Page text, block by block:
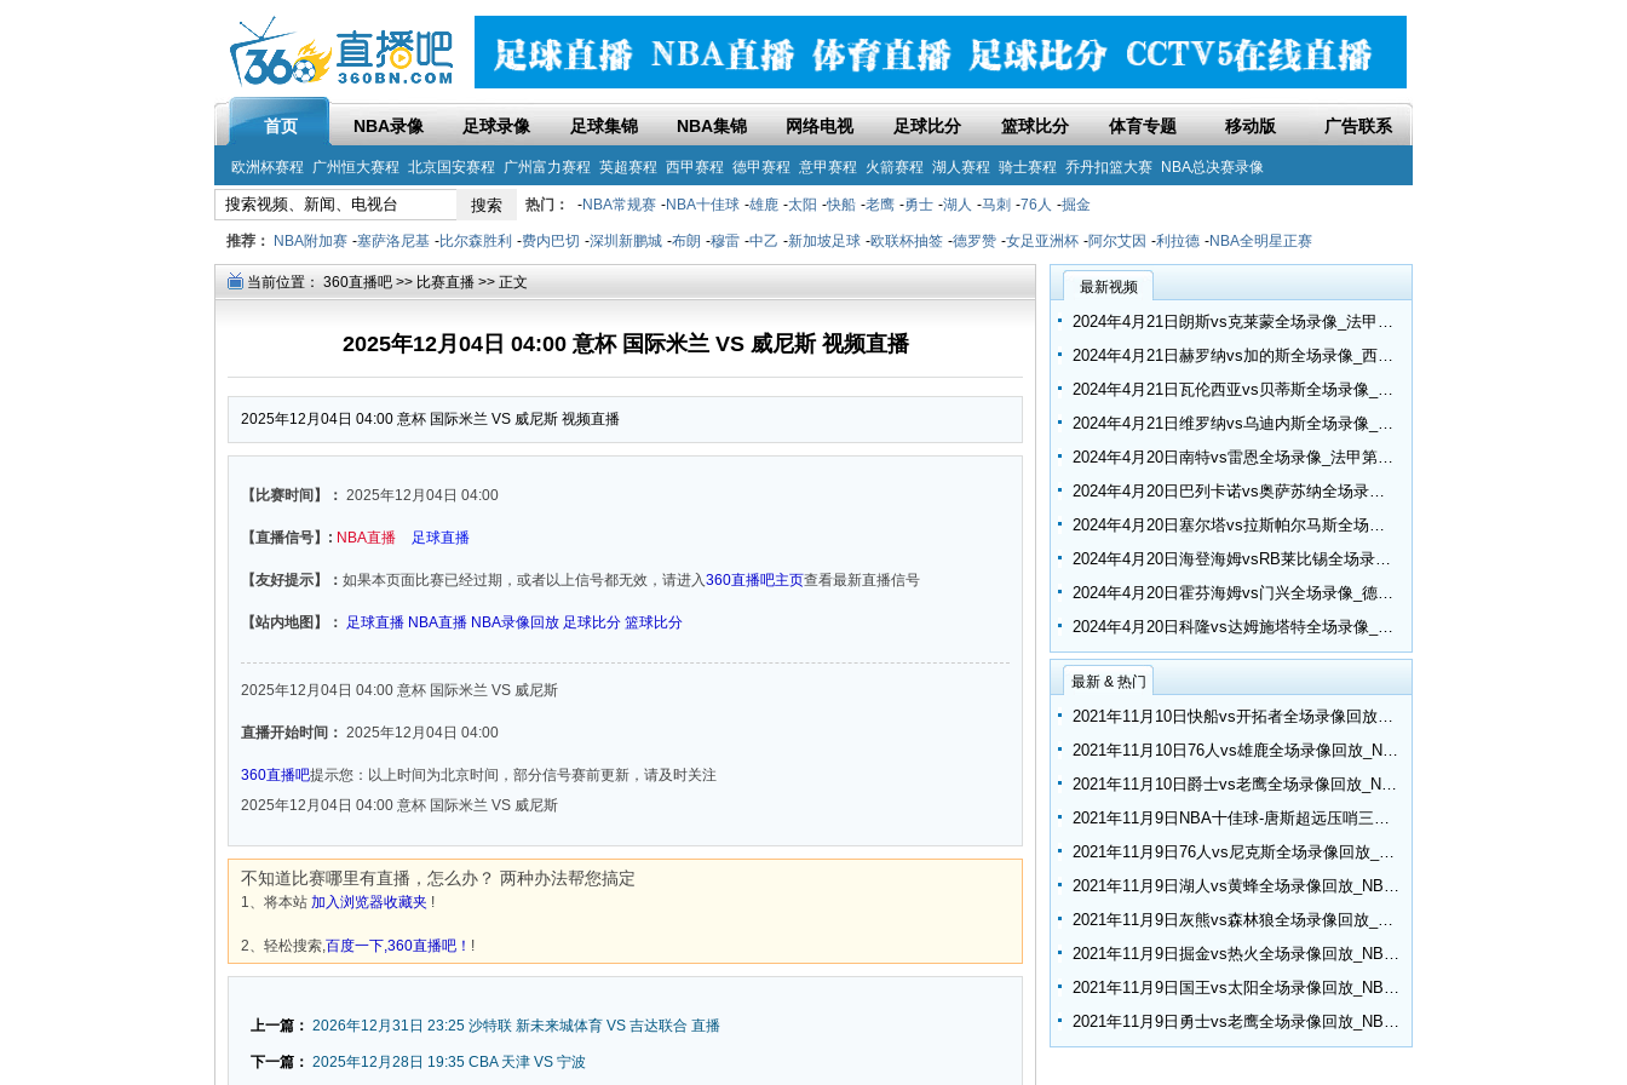
首页 NBA录像 足球录像 足球集锦 NBA集锦 网络电视 足球比分 篮球比分 体育专题 移动版 广告联系
欧洲杯赛程 广州恒大赛程 北京国安赛程 广州富力赛程 英超赛程 西甲赛程 德甲赛程 意甲赛程 火箭赛程 湖人赛程 骑士赛程 乔丹扣篮大赛 NBA总决赛录像
热门： -NBA常规赛 -NBA十佳球 -雄鹿 -太阳 -快船 -老鹰 -勇士 -湖人 -马刺 -76人 -掘金
推荐： NBA附加赛 -塞萨洛尼基 -比尔森胜利 -费内巴切 -深圳新鹏城 -布朗 -穆雷 -中乙 -新加坡足球 -欧联杯抽签 -德罗赞 -女足亚洲杯 -阿尔艾因 -利拉德 -NBA全明星正赛
当前位置： 360直播吧 >> 比赛直播 >> 正文
2025年12月04日 04:00 意杯 国际米兰 VS 威尼斯 视频直播
2025年12月04日 04:00 意杯 国际米兰 VS 威尼斯 视频直播
【比赛时间】： 2025年12月04日 04:00
【直播信号】: NBA直播 足球直播
【友好提示】： 如果本页面比赛已经过期，或者以上信号都无效，请进入360直播吧主页查看最新直播信号
【站内地图】： 足球直播 NBA直播 NBA录像回放 足球比分 篮球比分
2025年12月04日 04:00 意杯 国际米兰 VS 威尼斯
直播开始时间： 2025年12月04日 04:00
360直播吧提示您：以上时间为北京时间，部分信号赛前更新，请及时关注
2025年12月04日 04:00 意杯 国际米兰 VS 威尼斯
不知道比赛哪里有直播，怎么办？ 两种办法帮您搞定
1、将本站 加入浏览器收藏夹 !
2、轻松搜索,百度一下,360直播吧！ !
上一篇： 2026年12月31日 23:25 沙特联 新未来城体育 VS 吉达联合 直播
下一篇： 2025年12月28日 19:35 CBA 天津 VS 宁波
最新视频
2024年4月21日朗斯vs克莱蒙全场录像_法甲第30轮
2024年4月21日赫罗纳vs加的斯全场录像_西甲第32轮
2024年4月21日瓦伦西亚vs贝蒂斯全场录像_西甲第32轮
2024年4月21日维罗纳vs乌迪内斯全场录像_意甲第33轮
2024年4月20日南特vs雷恩全场录像_法甲第30轮
2024年4月20日巴列卡诺vs奥萨苏纳全场录像_西甲第32轮
2024年4月20日塞尔塔vs拉斯帕尔马斯全场录像_西甲第32轮
2024年4月20日海登海姆vsRB莱比锡全场录像_德甲第30轮
2024年4月20日霍芬海姆vs门兴全场录像_德甲第30轮
2024年4月20日科隆vs达姆施塔特全场录像_德甲第30轮
最新 & 热门
2021年11月10日快船vs开拓者全场录像回放_NBA常规赛
2021年11月10日76人vs雄鹿全场录像回放_NBA常规赛
2021年11月10日爵士vs老鹰全场录像回放_NBA常规赛
2021年11月9日NBA十佳球-唐斯超远压哨三分 小乔丹空接隔扣
2021年11月9日76人vs尼克斯全场录像回放_NBA常规赛
2021年11月9日湖人vs黄蜂全场录像回放_NBA常规赛
2021年11月9日灰熊vs森林狼全场录像回放_NBA常规赛
2021年11月9日掘金vs热火全场录像回放_NBA常规赛
2021年11月9日国王vs太阳全场录像回放_NBA常规赛
2021年11月9日勇士vs老鹰全场录像回放_NBA常规赛